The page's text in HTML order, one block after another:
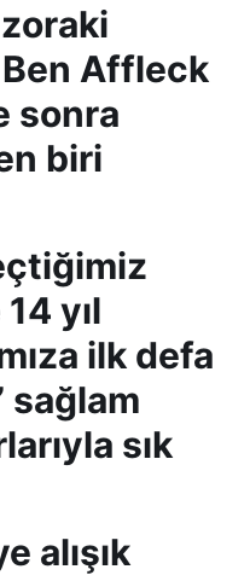
Ben Affleck
sonra
biri
yıl
ilk defa
sağlam
sık
alışık